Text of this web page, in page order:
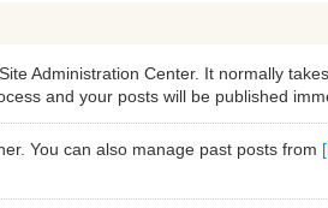
Administration Center. It normally
and your posts will be published
You can also manage past posts from